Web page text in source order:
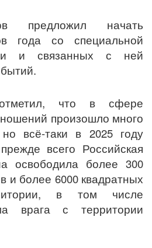
предложил начать
года со специальной
и связанных с ней
что в сфере
произошло много
всё-таки в 2025 году
всего Российская
освободила более 300
и более 6000 квадратных
в том числе
врага с территории